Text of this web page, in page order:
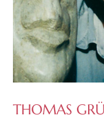
THOMAS